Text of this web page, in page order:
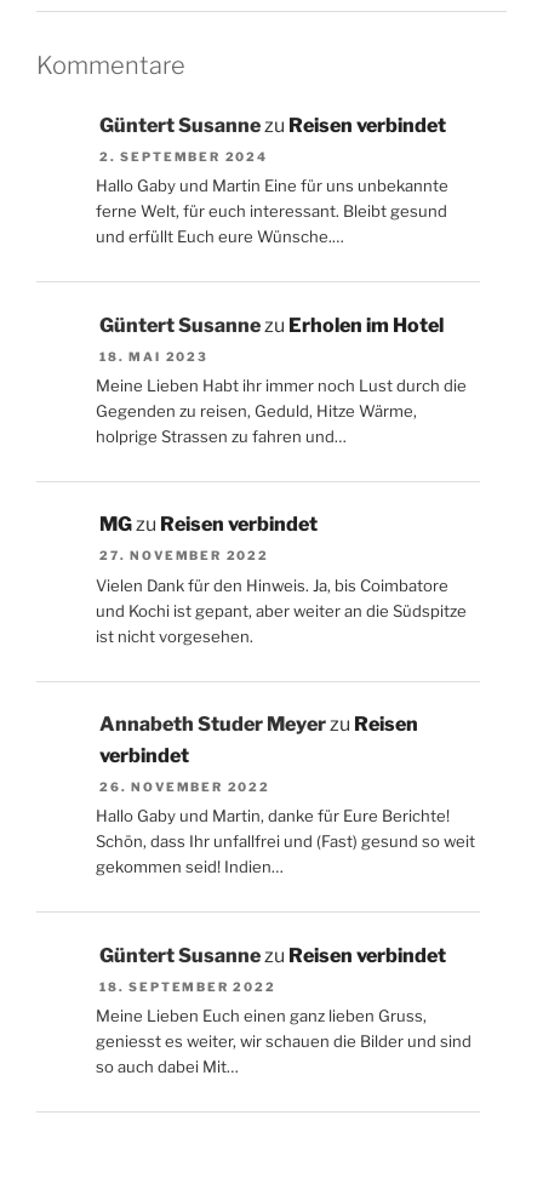
Kommentare
Güntert Susanne zu Reisen verbindet
2. SEPTEMBER 2024
Hallo Gaby und Martin Eine für uns unbekannte
ferne Welt, für euch interessant. Bleibt gesund
und erfüllt Euch eure Wünsche.…
Güntert Susanne zu Erholen im Hotel
18. MAI 2023
Meine Lieben Habt ihr immer noch Lust durch die
Gegenden zu reisen, Geduld, Hitze Wärme,
holprige Strassen zu fahren und…
MGzu Reisen verbindet
27. NOVEMBER 2022
Vielen Dank für den Hinweis. Ja, bis Coimbatore
und Kochi ist gepant, aber weiter an die Südspitze
ist nicht vorgesehen.
Annabeth Studer Meyerzu Reisen
verbindet
26. NOVEMBER 2022
Hallo Gaby und Martin, danke für Eure Berichte!
Schön, dass Ihr unfallfrei und (Fast) gesund so weit
gekommen seid! Indien…
Güntert Susannezu Reisen verbindet
18. SEPTEMBER 2022
Meine Lieben Euch einen ganz lieben Gruss,
geniesst es weiter, wir schauen die Bilder und sind
so auch dabei Mit…